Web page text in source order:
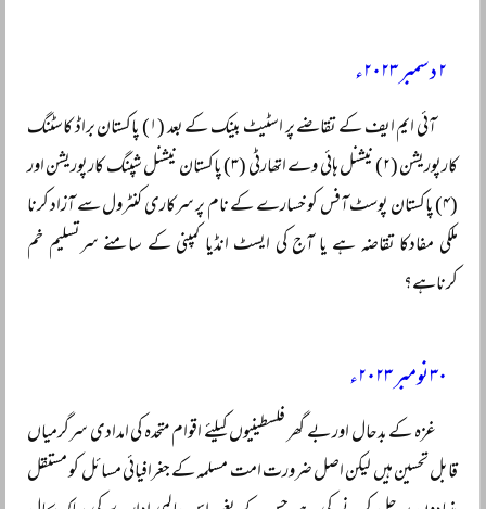
۲ دسمبر ۲۰۲۳ء
آئی ایم ایف کے تقاضے پر اسٹیٹ بینک کے بعد (۱) پاکستان براڈ کاسٹنگ
کارپوریشن (۲) نیشنل ہائی وے اتھارٹی (۳) پاکستان نیشنل شپنگ کارپوریشن اور
(۴) پاکستان پوسٹ آفس کو خسارے کے نام پر سرکاری کنٹرول سے آزاد کرنا
ملکی مفادکا تقاضہ ہے یا آج کی ایسٹ انڈیا کمپنی کے سامنے سرتسلیم خم
کرناہے؟
۳۰ نومبر ۲۰۲۳ء
غزہ کے بدحال اور بے گھر فلسطینیوں کیلئے اقوام متحدہ کی امدادی سرگرمیاں
قابل تحسین ہیں لیکن اصل ضرورت امت مسلمہ کے جغرافیائی مسائل کو مستقل